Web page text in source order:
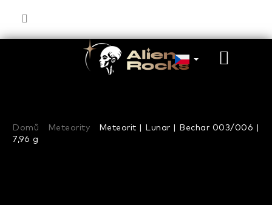
Domů Meteority
Meteorit | Lunar | Bechar 003/006 |
7,96 g